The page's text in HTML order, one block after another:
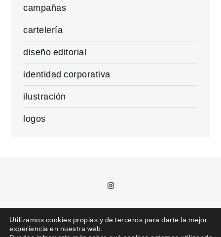
campañas
cartelería
diseño editorial
identidad corporativa
ilustración
logos
Instagram
Utilizamos cookies propias y de terceros para darte la mejor
experiencia en nuestra web.